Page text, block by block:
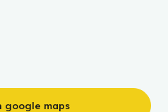
google maps